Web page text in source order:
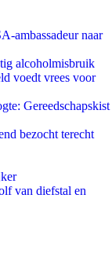
ambassadeur naar
alcoholmisbruik
voedt vrees voor
Gereedschapskist
bezocht terecht
van diefstal en